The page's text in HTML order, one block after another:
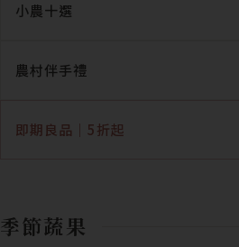
小農十選
農村伴手禮
即期良品｜5折起
季節蔬果